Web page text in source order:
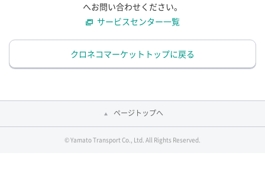
へお問い合わせください。
サービスセンター一覧
クロネコマーケットトップに戻る
ページトップへ
© Yamato Transport Co., Ltd. All Rights Reserved.